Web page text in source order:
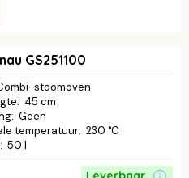
GS251100
stoomoven
: 45 cm
: Geen
temperatuur: 230 °C
: 50 l